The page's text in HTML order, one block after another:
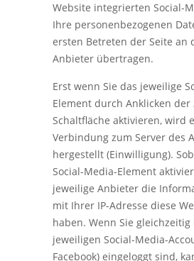
Website integrierten Social-
Ihre personenbezogenen
ersten Betreten der Seite an
Anbieter übertragen.
Erst wenn Sie das jeweilige
Element durch Anklicken der
Schaltfläche aktivieren, wird
Verbindung zum Server des
hergestellt (Einwilligung).
Social-Media-Element
jeweilige Anbieter die
mit Ihrer IP-Adresse diese
haben. Wenn Sie
jeweiligen Social-Media-
Facebook) eingeloggt sind,